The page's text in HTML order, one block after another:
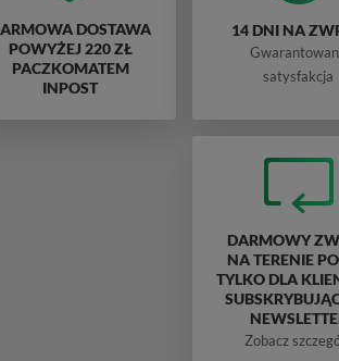
DOSTAWA
POWYŻEJ 220 ZŁ
PACZKOMATEM
INPOST
14 DNI NA
satysfakcja
DARMOWY
NA TERENIE
TYLKO DLA
Zobacz